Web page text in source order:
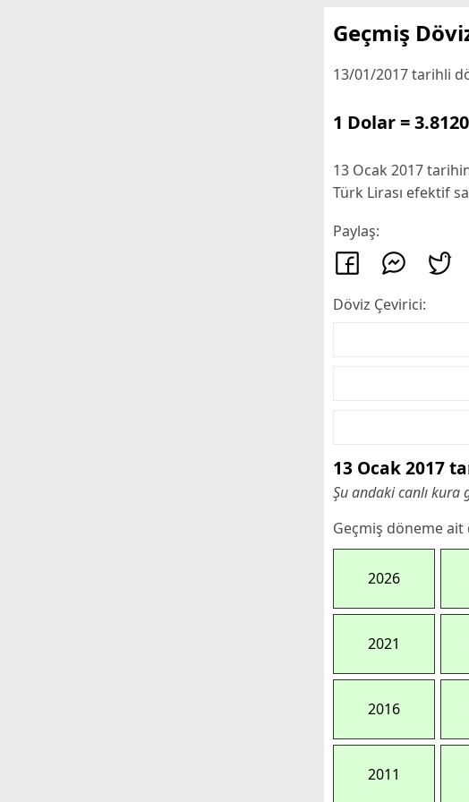
Geçmiş
13/01/2017 tarihli
1 Dolar =
13 Ocak 2017
Türk Lirası efektif
Paylaş:
Döviz Çevirici:
13 Ocak 2017
Şu andaki canlı kura
Geçmiş döneme ait
2026
2021
2016
2011